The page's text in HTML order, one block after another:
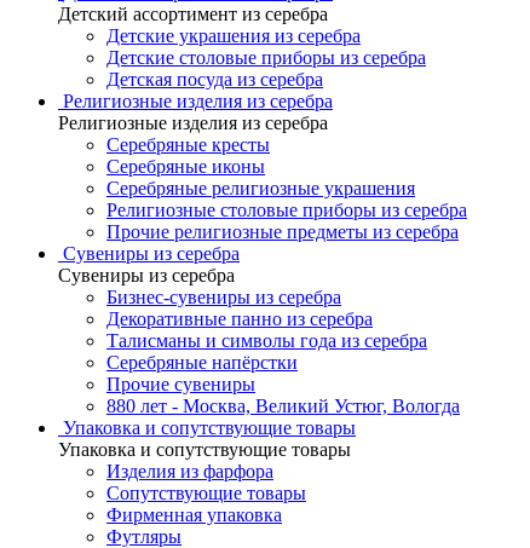
Детский ассортимент из серебра
Детские украшения из серебра
Детские столовые приборы из серебра
Детская посуда из серебра
Религиозные изделия из серебра
Религиозные изделия из серебра
Серебряные кресты
Серебряные иконы
Серебряные религиозные украшения
Религиозные столовые приборы из серебра
Прочие религиозные предметы из серебра
Сувениры из серебра
Сувениры из серебра
Бизнес-сувениры из серебра
Декоративные панно из серебра
Талисманы и символы года из серебра
Серебряные напёрстки
Прочие сувениры
880 лет - Москва, Великий Устюг, Вологда
Упаковка и сопутствующие товары
Упаковка и сопутствующие товары
Изделия из фарфора
Сопутствующие товары
Фирменная упаковка
Футляры